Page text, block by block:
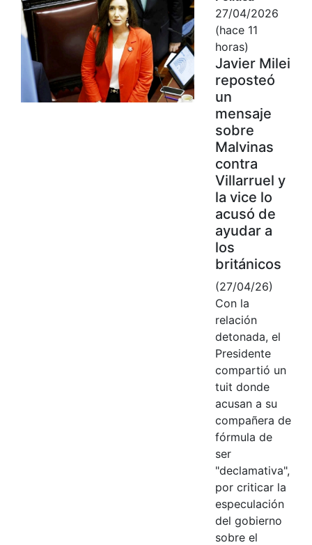
27/04/2026
(hace 11
horas)
Javier Milei
reposteó
un
mensaje
sobre
Malvinas
contra
Villarruel y
la vice lo
acusó de
ayudar a
los
británicos
(27/04/26)
Con la
relación
detonada, el
Presidente
compartió un
tuit donde
acusan a su
compañera de
fórmula de
ser
"declamativa",
por criticar la
especulación
del gobierno
sobre el